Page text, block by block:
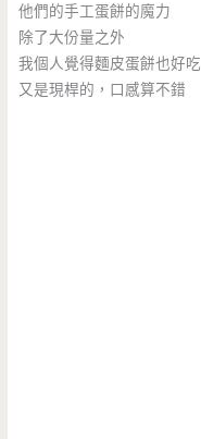
他們的手工蛋餅的魔力
除了大份量之外
我個人覺得麵皮蛋餅也好吃
又是現桿的，口感算不錯